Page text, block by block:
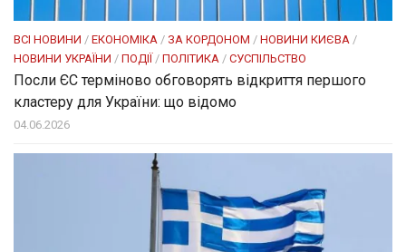
ВСІ НОВИНИ / ЕКОНОМІКА / ЗА КОРДОНОМ / НОВИНИ КИЄВА /
НОВИНИ УКРАЇНИ / ПОДІЇ / ПОЛІТИКА / СУСПІЛЬСТВО
Посли ЄC терміново обговорять відкриття першого
кластеру для України: що відомо
04.06.2026